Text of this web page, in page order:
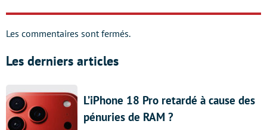
Les commentaires sont fermés.
Les derniers articles
L’iPhone 18 Pro retardé à cause des
pénuries de RAM ?